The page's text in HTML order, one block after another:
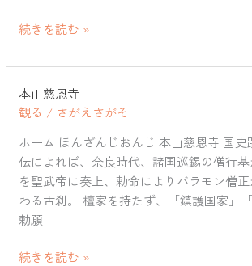
続きを読む »
本山慈恩寺
観る / さがえさがそ
ホーム ほんざんじおんじ 本山慈恩寺 国史
伝によれば、奈良時代、諸国巡錫の僧行
を聖武帝に奏上、勅命によりバラモン僧
わる古刹。 檀家を持たず、「鎮護国家」
勅願
本
山
恩
寺
続きを読む »